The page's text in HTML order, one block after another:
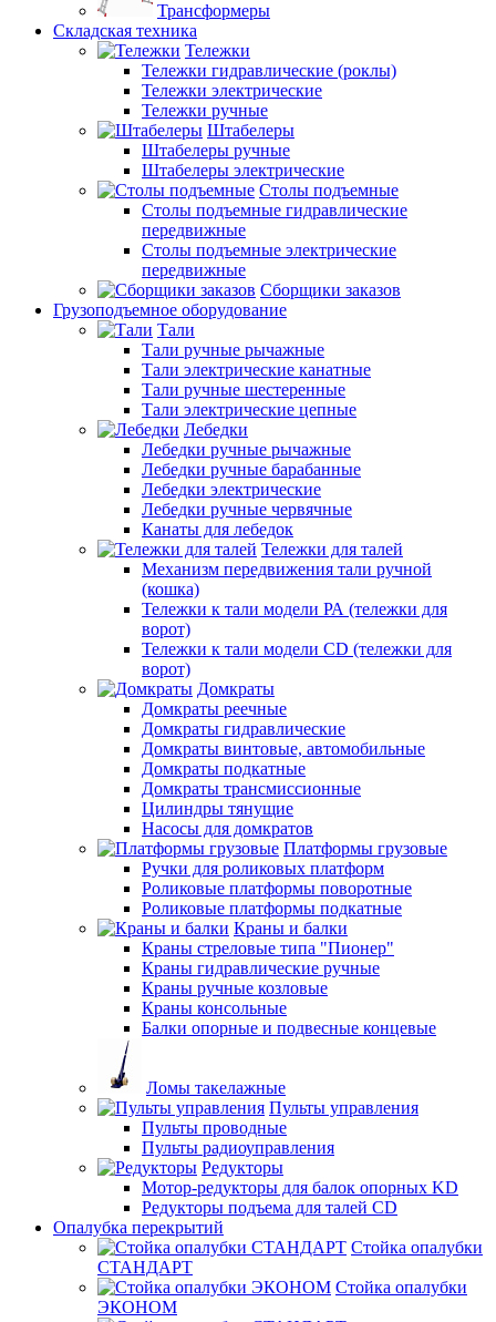
Трансформеры
Складская техника
Тележки
Тележки гидравлические (роклы)
Тележки электрические
Тележки ручные
Штабелеры
Штабелеры ручные
Штабелеры электрические
Столы подъемные
Столы подъемные гидравлические
передвижные
Столы подъемные электрические
передвижные
Сборщики заказов
Грузоподъемное оборудование
Тали
Тали ручные рычажные
Тали электрические канатные
Тали ручные шестеренные
Тали электрические цепные
Лебедки
Лебедки ручные рычажные
Лебедки ручные барабанные
Лебедки электрические
Лебедки ручные червячные
Канаты для лебедок
Тележки для талей
Механизм передвижения тали ручной
(кошка)
Тележки к тали модели РА (тележки для
ворот)
Тележки к тали модели CD (тележки для
ворот)
Домкраты
Домкраты реечные
Домкраты гидравлические
Домкраты винтовые, автомобильные
Домкраты подкатные
Домкраты трансмиссионные
Цилиндры тянущие
Насосы для домкратов
Платформы грузовые
Ручки для роликовых платформ
Роликовые платформы поворотные
Роликовые платформы подкатные
Краны и балки
Краны стреловые типа "Пионер"
Краны гидравлические ручные
Краны ручные козловые
Краны консольные
Балки опорные и подвесные концевые
Ломы такелажные
Пульты управления
Пульты проводные
Пульты радиоуправления
Редукторы
Мотор-редукторы для балок опорных KD
Редукторы подъема для талей CD
Опалубка перекрытий
Стойка опалубки
СТАНДАРТ
Стойка опалубки
ЭКОНОМ